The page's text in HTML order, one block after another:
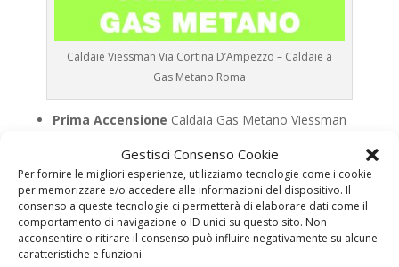
Gestisci Consenso Cookie
Per fornire le migliori esperienze, utilizziamo tecnologie come i cookie
per memorizzare e/o accedere alle informazioni del dispositivo. Il
consenso a queste tecnologie ci permetterà di elaborare dati come il
comportamento di navigazione o ID unici su questo sito. Non
acconsentire o ritirare il consenso può influire negativamente su alcune
caratteristiche e funzioni.
Caldaie Viessman Via Cortina D’Ampezzo – Caldaie a
Gas Metano Roma
Prima Accensione Caldaia Gas Metano Viessman
AssistenzaCaldaia Gas Metano Viessman Via
Cortina D’Ampezzo
ManutenzioneCaldaia Gas Metano Viessman Via
Cortina D’Ampezzo
RiparazioneCaldaia Gas Metano Viessman Via